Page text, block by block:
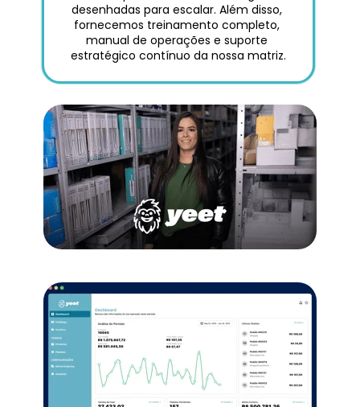
desenhadas para escalar. Além disso,
fornecemos treinamento completo,
manual de operações e suporte
estratégico contínuo da nossa matriz.